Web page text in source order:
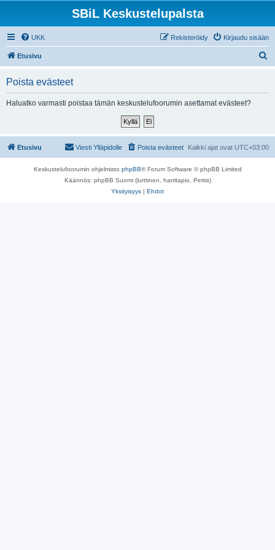
SBiL Keskustelupalsta
UKK Kirjaudu sisään
Rekisteröidy
Etusivu
Poista evästeet
Haluatko varmasti poistaa tämän keskustelufoorumin asettamat evästeet?
Etusivu Kaikki ajat ovat UTC+03:00
Poista evästeet
Viesti Ylläpidolle
Keskustelufoorumin ohjelmisto phpBB® Forum Software © phpBB Limited
Käännös: phpBB Suomi (lurttinen, harritapio, Pettis)
Yksityisyys | Ehdot